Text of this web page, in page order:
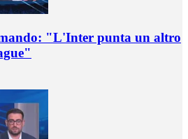
"L'Inter punta un altro